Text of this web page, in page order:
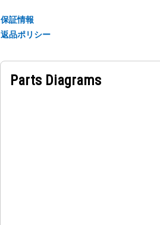
保証情報
返品ポリシー
Parts Diagrams